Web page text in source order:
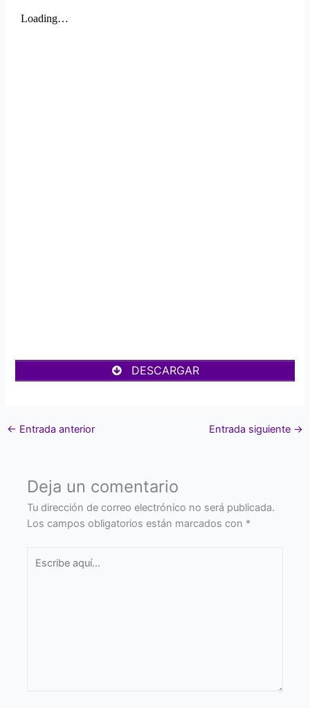
DESCARGAR
← Entrada anterior Entrada siguiente →
Deja un comentario
Tu dirección de correo electrónico no será publicada.
Los campos obligatorios están marcados con *
aquí...